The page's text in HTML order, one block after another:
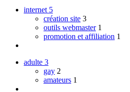
internet 5
création site 3
outils webmaster 1
promotion et affiliation 1
adulte 3
gay 2
amateurs 1